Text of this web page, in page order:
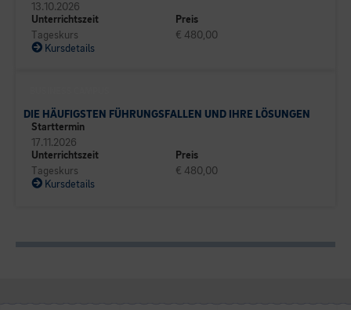
13.10.2026
Unterrichtszeit
Tageskurs
Preis
€ 480,00
Kursdetails
DIE HÄUFIGSTEN FÜHRUNGSFALLEN UND IHRE LÖSUNGEN
Starttermin
17.11.2026
Unterrichtszeit
Tageskurs
Preis
€ 480,00
Kursdetails